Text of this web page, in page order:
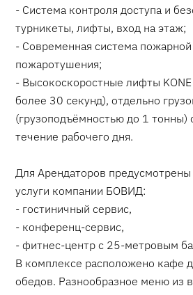
- Система контроля доступа и
турникеты, лифты, вход на этаж;
- Современная система пожарной
пожаротушения;
- Высокоскоростные лифты
более 30 секунд), отдельно
(грузоподъёмностью до 1 тонны)
течение рабочего дня.
Для Арендаторов предусмотрены
услуги компании БОВИД:
- гостиничный сервис,
- конференц-сервис,
- фитнес-центр с 25-метровым
В комплексе расположено кафе
обедов. Разнообразное меню из